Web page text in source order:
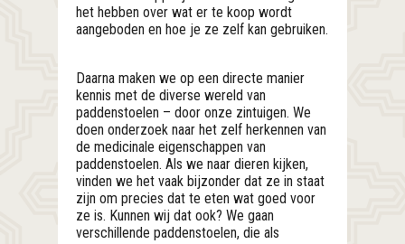
het hebben over wat er te koop wordt
aangeboden en hoe je ze zelf kan gebruiken.
Daarna maken we op een directe manier
kennis met de diverse wereld van
paddenstoelen – door onze zintuigen. We
doen onderzoek naar het zelf herkennen van
de medicinale eigenschappen van
paddenstoelen. Als we naar dieren kijken,
vinden we het vaak bijzonder dat ze in staat
zijn om precies dat te eten wat goed voor
ze is. Kunnen wij dat ook? We gaan
verschillende paddenstoelen, die als